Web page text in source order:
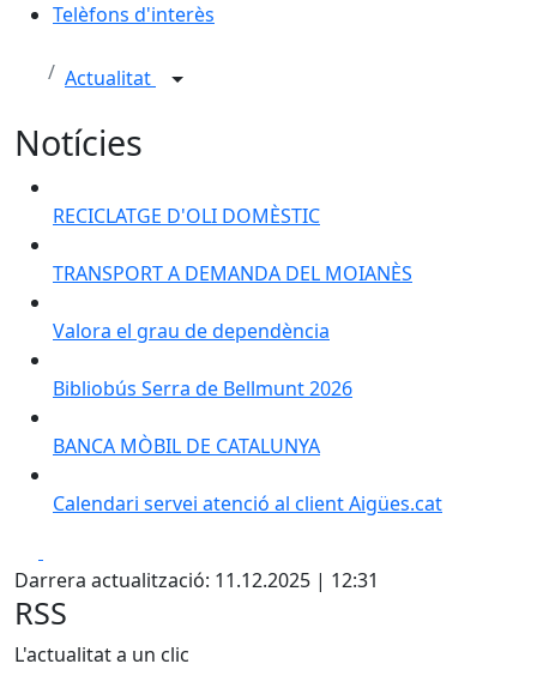
Telèfons d'interès
Actualitat
Notícies
RECICLATGE D'OLI DOMÈSTIC
TRANSPORT A DEMANDA DEL MOIANÈS
Valora el grau de dependència
Bibliobús Serra de Bellmunt 2026
BANCA MÒBIL DE CATALUNYA
Calendari servei atenció al client Aigües.cat
Darrera actualització: 11.12.2025 | 12:31
RSS
L'actualitat a un clic